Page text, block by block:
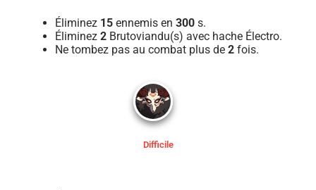
Éliminez 15 ennemis en 300 s.
Éliminez 2 Brutoviandu(s) avec hache Électro.
Ne tombez pas au combat plus de 2 fois.
Difficile